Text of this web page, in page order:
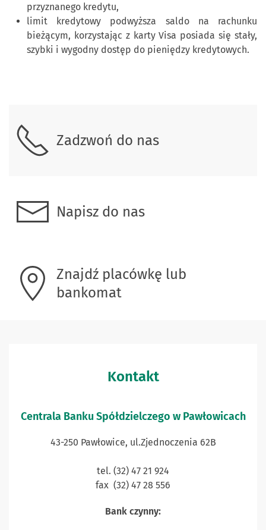
przyznanego kredytu,
limit kredytowy podwyższa saldo na rachunku
bieżącym, korzystając z karty Visa posiada się stały,
szybki i wygodny dostęp do pieniędzy kredytowych.
Zadzwoń do nas
Napisz do nas
Znajdź placówkę lub
bankomat
Kontakt
Centrala Banku Spółdzielczego w Pawłowicach
43-250 Pawłowice, ul.Zjednoczenia 62B
tel. (32) 47 21 924
fax (32) 47 28 556
Bank czynny: